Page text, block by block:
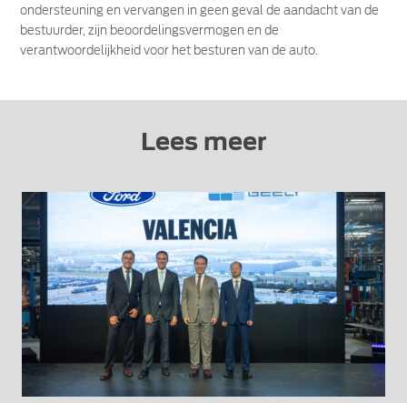
ondersteuning en vervangen in geen geval de aandacht van de
bestuurder, zijn beoordelingsvermogen en de
verantwoordelijkheid voor het besturen van de auto.
Lees meer